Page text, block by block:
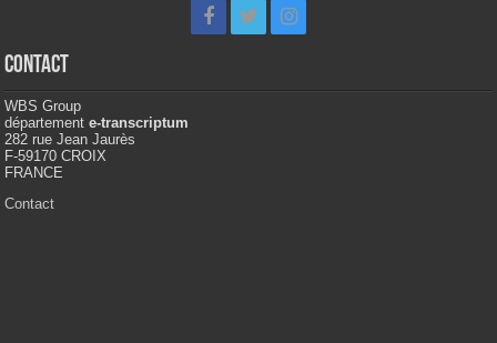
Contact
WBS Group
départemente-transcriptum
282 rue Jean Jaurès
F-59170 CROIX
FRANCE
Contact